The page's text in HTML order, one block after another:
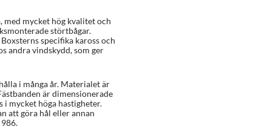
mycket hög kvalitet och
störtbågar.
specifika kaross och
andra vindskydd, som ger
i många år. Materialet är
är dimensionerade
mycket höga hastigheter.
att göra hål eller annan